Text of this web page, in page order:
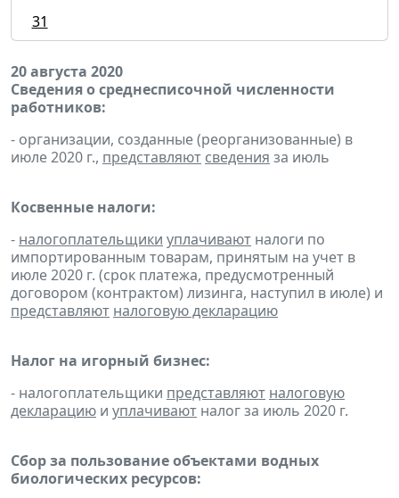
31
20 августа 2020
Сведения о среднесписочной численности
работников:
- организации, созданные (реорганизованные) в
июле 2020 г., представляют сведения за июль
Косвенные налоги:
- налогоплательщики уплачивают налоги по
импортированным товарам, принятым на учет в
июле 2020 г. (срок платежа, предусмотренный
договором (контрактом) лизинга, наступил в июле) и
представляют налоговую декларацию
Налог на игорный бизнес:
- налогоплательщики представляют налоговую
декларацию и уплачивают налог за июль 2020 г.
Сбор за пользование объектами водных
биологических ресурсов: